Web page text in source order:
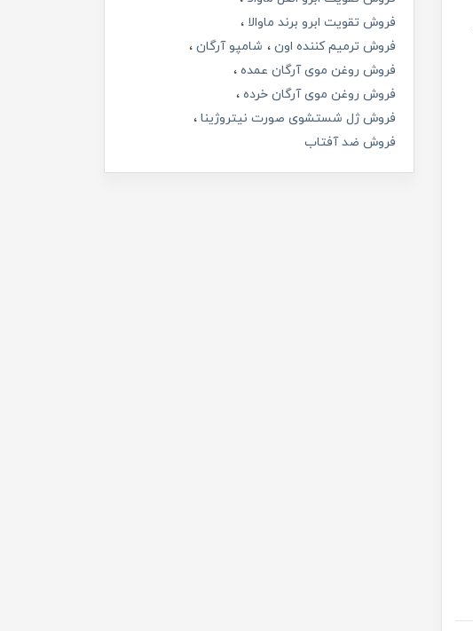
فروش تقویت ابرو برند ماوالا
فروش ترمیم کننده اون
شامپو آرگان
فروش روغن موی آرگان عمده
فروش روغن موی آرگان خرده
فروش ژل شستشوی صورت نیتروژینا
فروش ضد آفتاب